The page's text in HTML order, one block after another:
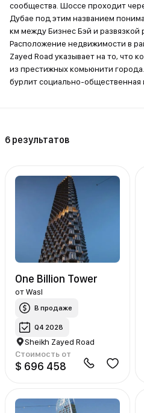
сообщества. Шоссе проходит
Дубае под этим названием
км между Бизнес Бэй и развязкой
Расположение недвижимости в
Zayed Road указывает на то, что
из престижных комьюнити
бурлит социально-общественная
6 результатов
One Billion Tower
отWasl
В продаже
Q4 2028
Sheikh Zayed Road
Стоимость от
$ 696 458